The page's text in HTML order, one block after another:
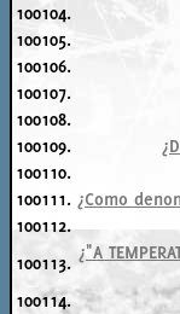
100104.
100105.
100106.
100107.
100108.
100109.
100110.
100111. ¿Como
100112.
100113. ¿"A
100114.